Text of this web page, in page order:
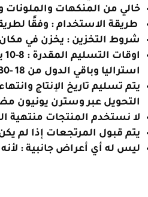
خالي من المنكهات والملونات
طريقة الاستخدام : وفقًا
شروط التخزين : يخزن في
اوقات التسليم المقدرة :
استراليا وباقي الدول من 18 -30 يوماً )
يتم تسليم تاريخ الإنتاج
التحويل عبر وسترن يونيون
لا نستخدم المنتجات منتهية
يتم قبول المرتجعات إذا لم
ليس له أي أعراض جانبية :